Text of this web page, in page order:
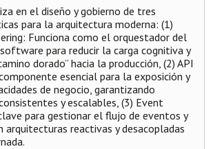
en el diseño y gobierno de tres
para la arquitectura moderna: (1)
Funciona como el orquestador del
para reducir la carga cognitiva y
dorado” hacia la producción, (2) API
esencial para la exposición y
de negocio, garantizando
y escalables, (3) Event
para gestionar el flujo de eventos y
arquitecturas reactivas y desacopladas